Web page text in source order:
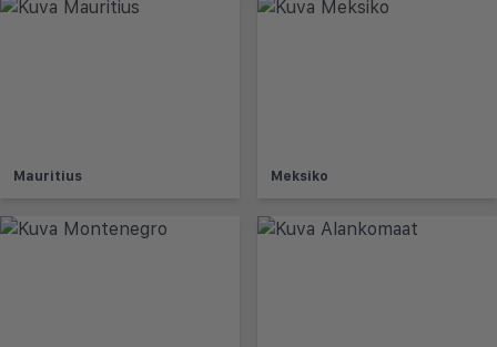
Mauritius Meksiko